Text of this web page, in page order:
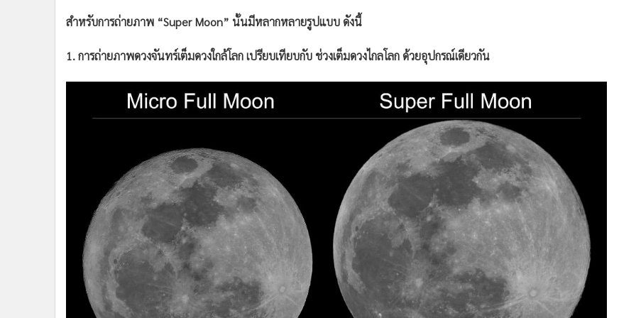
สำหรับการถ่ายภาพ “Super Moon” นั้นมีหลากหลายรูปแบบ ดังนี้
1. การถ่ายภาพดวงจันทร์เต็มดวงใกล้โลก เปรียบเทียบกับ ช่วงเต็มดวงไกลโลก ด้วยอุปกรณ์เดียวกัน